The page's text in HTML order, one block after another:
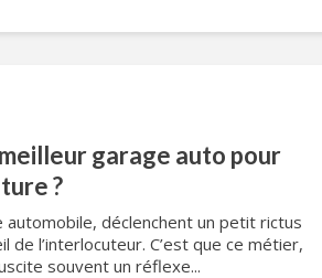
garage auto pour
?
déclenchent un petit rictus
de l’interlocuteur. C’est que ce métier,
souvent un réflexe...